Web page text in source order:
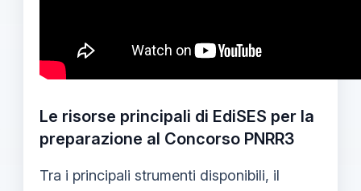
Le risorse principali di EdiSES per la
preparazione al Concorso PNRR3
Tra i principali strumenti disponibili, il